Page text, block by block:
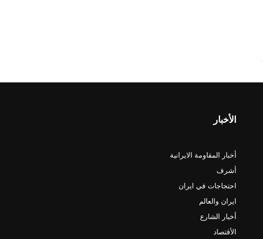
الأخبار
أخبار المقاومة الايرانية
أشرف
احتجاجات في ايران
ايران والعالم
أخبار الشارع
الأقتصاد